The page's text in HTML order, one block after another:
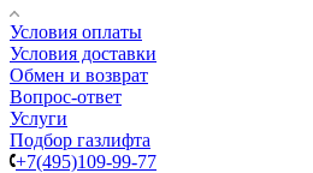
Условия оплаты
Условия доставки
Обмен и возврат
Вопрос-ответ
Услуги
Подбор газлифта
+7(495)109-99-77